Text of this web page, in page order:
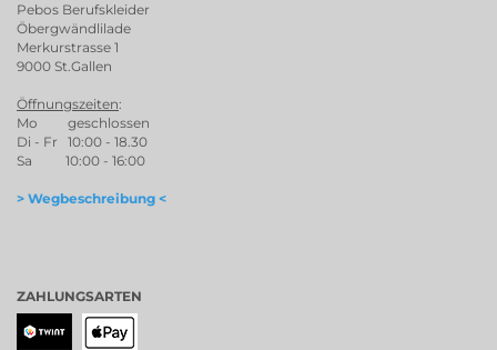
Pebos Berufskleider
Öbergwändlilade
Merkurstrasse 1
9000 St.Gallen
Öffnungszeiten:
Mo geschlossen
Di - Fr 10:00 - 18.30
Sa 10:00 - 16:00
> Wegbeschreibung <
ZAHLUNGSARTEN